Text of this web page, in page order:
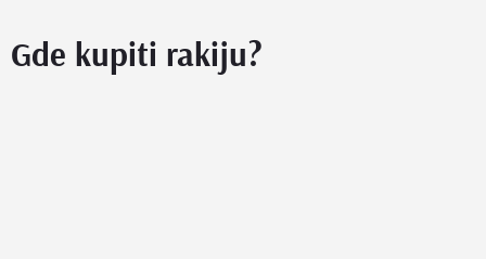
Gde kupiti rakiju?